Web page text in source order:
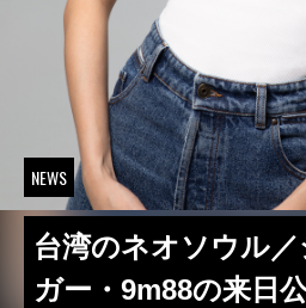
NEWS
台湾のネオソウル
ガー・9m88の来日